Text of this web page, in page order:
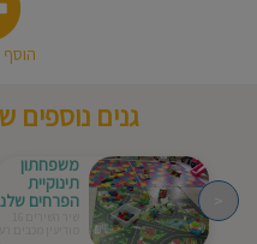
גנים נוספים
משפחתון
תינוקיית
הפרחים